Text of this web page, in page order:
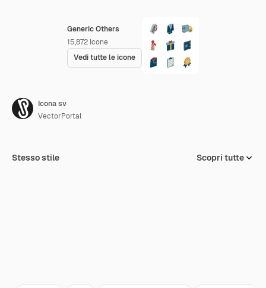
Generic Others
15,872 Icone
Vedi tutte le icone
Icona sv
VectorPortal
Stesso stile Scopri tutte